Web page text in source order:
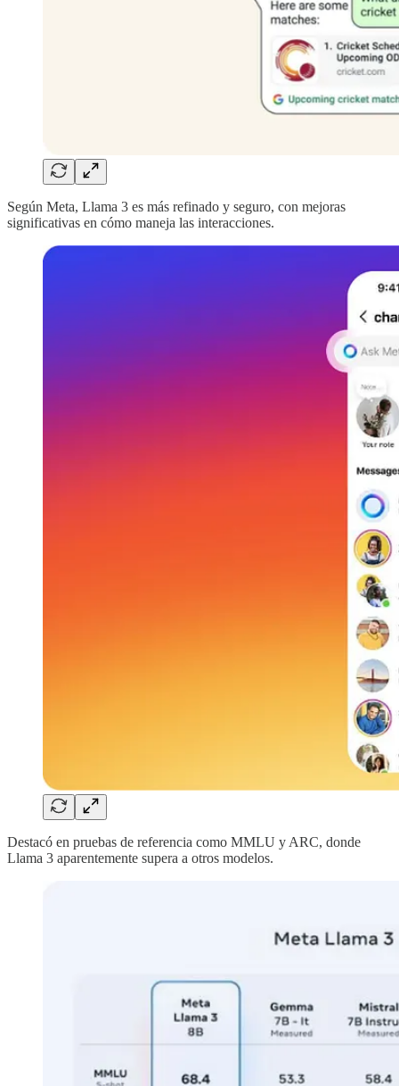
Según Meta, Llama 3 es más refinado y seguro, con mejoras
significativas en cómo maneja las interacciones.
Destacó en pruebas de referencia como MMLU y ARC, donde
Llama 3 aparentemente supera a otros modelos.